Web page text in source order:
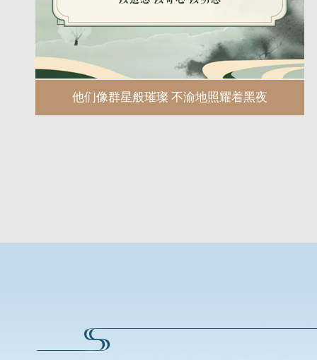
他们像群星般璀璨 不渝地照耀着黑夜